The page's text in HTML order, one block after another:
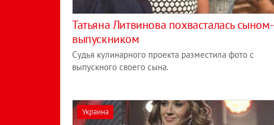
Татьяна Литвинова похвасталась сыном-
выпускником
Судья кулинарного проекта разместила фото с
выпускного своего сына.
Украина